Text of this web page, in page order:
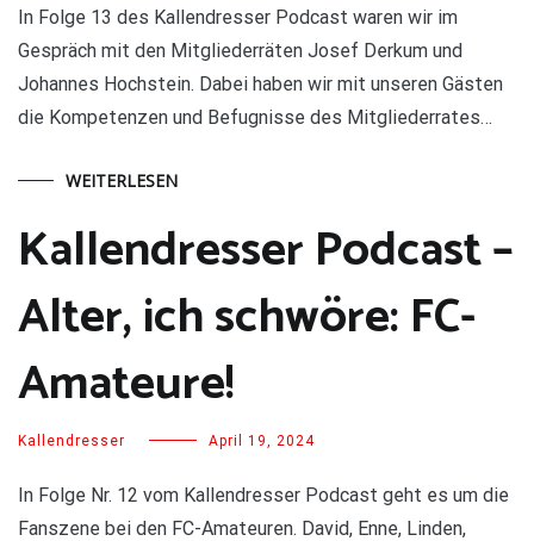
In Folge 13 des Kallendresser Podcast waren wir im
Gespräch mit den Mitgliederräten Josef Derkum und
Johannes Hochstein. Dabei haben wir mit unseren Gästen
die Kompetenzen und Befugnisse des Mitgliederrates…
WEITERLESEN
Kallendresser Podcast –
Alter, ich schwöre: FC-
Amateure!
Kallendresser April 19, 2024
In Folge Nr. 12 vom Kallendresser Podcast geht es um die
Fanszene bei den FC-Amateuren. David, Enne, Linden,